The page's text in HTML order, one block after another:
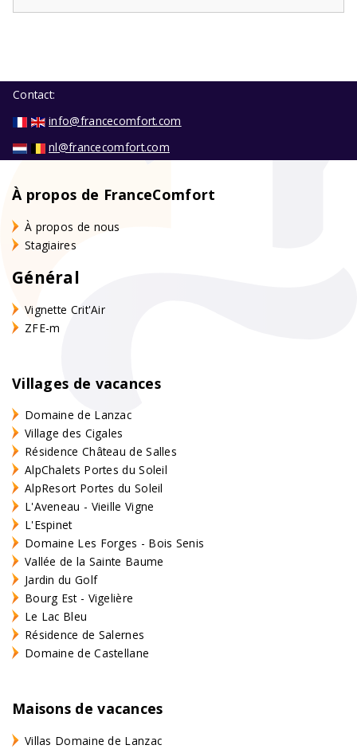
Contact:
info@francecomfort.com
nl@francecomfort.com
À propos de FranceComfort
À propos de nous
Stagiaires
Général
Vignette Crit'Air
ZFE-m
Villages de vacances
Domaine de Lanzac
Village des Cigales
Résidence Château de Salles
AlpChalets Portes du Soleil
AlpResort Portes du Soleil
L'Aveneau - Vieille Vigne
L'Espinet
Domaine Les Forges - Bois Senis
Vallée de la Sainte Baume
Jardin du Golf
Bourg Est - Vigelière
Le Lac Bleu
Résidence de Salernes
Domaine de Castellane
Maisons de vacances
Villas Domaine de Lanzac